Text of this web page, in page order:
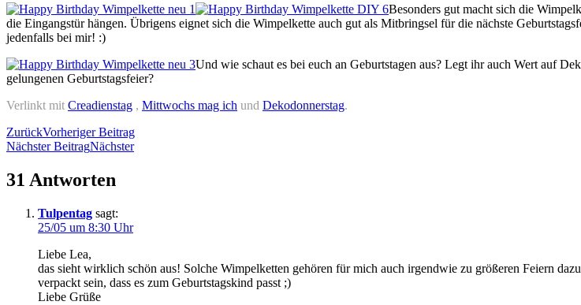
Besonders gut macht sich die
die Eingangstür hängen. Übrigens eignet sich die Wimpelkette auch gut als Mitbringsel für die nächste
jedenfalls bei mir! :)
Und wie schaut es bei euch an Geburtstagen aus? Legt ihr auch Wert auf
gelungenen Geburtstagsfeier?
Verlinkt mit Creadienstag , Mittwochs mag ich und Dekodonnerstag.
ZurückVorheriger Beitrag
Nächster BeitragNächster
31 Antworten
Tulpentag sagt:
25/05 um 8:30 Uhr
Liebe Lea,
das sieht wirklich schön aus! Solche Wimpelketten gehören für mich auch irgendwie zu größeren Feiern
verpackt sein, dass es zum Geburtstagskind passt ;)
Liebe Grüße